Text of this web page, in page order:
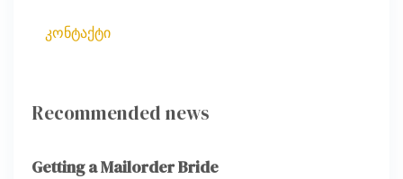
კონტაქტი
Recommended news
Getting a Mailorder Bride